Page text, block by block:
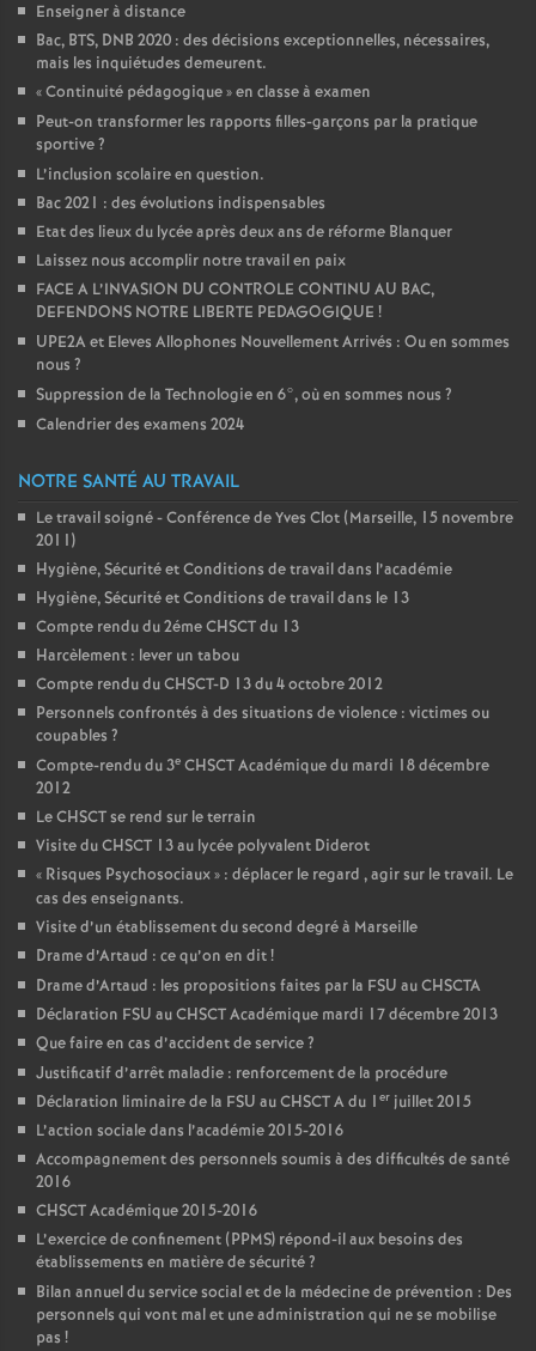
Enseigner à distance
Bac, BTS, DNB 2020 : des décisions exceptionnelles, nécessaires,
mais les inquiétudes demeurent.
«Continuité pédagogique» en classe à examen
Peut-on transformer les rapports filles-garçons par la pratique
sportive?
L’inclusion scolaire en question.
Bac 2021 : des évolutions indispensables
Etat des lieux du lycée après deux ans de réforme Blanquer
Laissez nous accomplir notre travail en paix
FACE A L’INVASION DU CONTROLE CONTINU AU BAC,
DEFENDONS NOTRE LIBERTE PEDAGOGIQUE !
UPE2A et Eleves Allophones Nouvellement Arrivés : Ou en sommes
nous ?
Suppression de la Technologie en 6°, où en sommes nous ?
Calendrier des examens 2024
NOTRE SANTÉ AU TRAVAIL
Le travail soigné - Conférence de Yves Clot (Marseille, 15 novembre
2011)
Hygiène, Sécurité et Conditions de travail dans l’académie
Hygiène, Sécurité et Conditions de travail dans le 13
Compte rendu du 2éme CHSCT du 13
Harcèlement : lever un tabou
Compte rendu du CHSCT-D 13 du 4 octobre 2012
Personnels confrontés à des situations de violence : victimes ou
coupables ?
Compte-rendu du 3e CHSCT Académique du mardi 18 décembre
2012
Le CHSCT se rend sur le terrain
Visite du CHSCT 13 au lycée polyvalent Diderot
« Risques Psychosociaux» : déplacer le regard , agir sur le travail. Le
cas des enseignants.
Visite d’un établissement du second degré à Marseille
Drame d’Artaud : ce qu’on en dit!
Drame d’Artaud : les propositions faites par la FSU au CHSCTA
Déclaration FSU au CHSCT Académique mardi 17 décembre 2013
Que faire en cas d’accident de service?
Justificatif d’arrêt maladie : renforcement de la procédure
Déclaration liminaire de la FSU au CHSCT A du 1 er juillet 2015
L’action sociale dans l’académie 2015-2016
Accompagnement des personnels soumis à des difficultés de santé
2016
CHSCT Académique 2015-2016
L’exercice de confinement (PPMS) répond-il aux besoins des
établissements en matière de sécurité?
Bilan annuel du service social et de la médecine de prévention : Des
personnels qui vont mal et une administration qui ne se mobilise
pas !